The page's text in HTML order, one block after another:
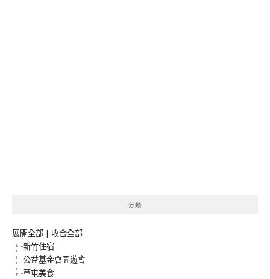
分類
展開全部 | 收合全部
新竹住宿
公益基金會園遊會
草屯美食